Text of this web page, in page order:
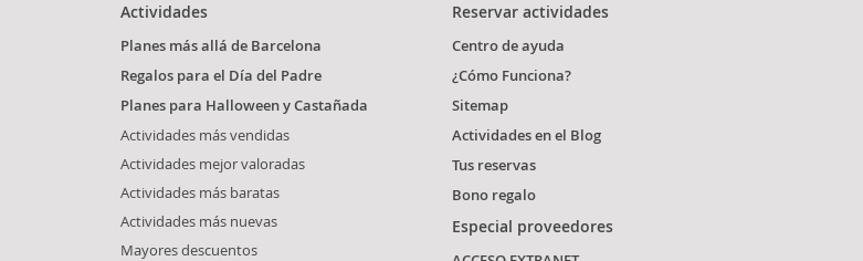
Actividades
Planes más allá de Barcelona
Regalos para el Día del Padre
Planes para Halloween y Castañada
Actividades más vendidas
Actividades mejor valoradas
Actividades más baratas
Actividades más nuevas
Mayores descuentos
Reservar actividades
Centro de ayuda
¿Cómo Funciona?
Sitemap
Actividades en el Blog
Tus reservas
Bono regalo
Especial proveedores